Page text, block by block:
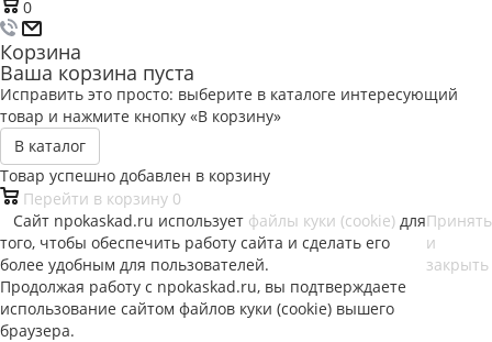
0
Корзина
Ваша корзина пуста
Исправить это просто: выберите в каталоге интересующий
товар и нажмите кнопку «В корзину»
В каталог
Товар успешно добавлен в корзину
Перейти в корзину 0
Сайт npokaskad.ru использует файлы куки (cookie) для
того, чтобы обеспечить работу сайта и сделать его
более удобным для пользователей.
Продолжая работу с npokaskad.ru, вы подтверждаете
использование сайтом файлов куки (cookie) вышего
браузера.
Принять
и
закрыть